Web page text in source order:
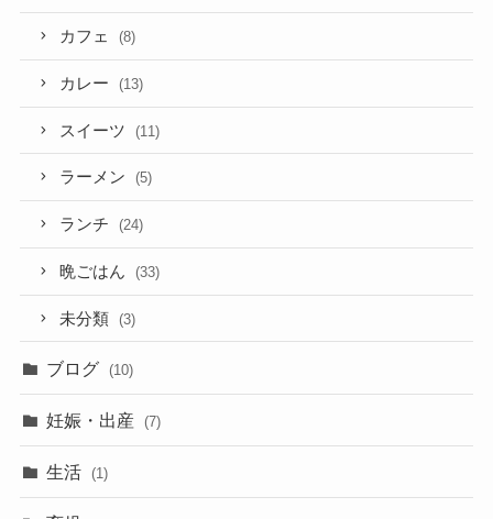
カフェ (8)
カレー (13)
スイーツ (11)
ラーメン (5)
ランチ (24)
晩ごはん (33)
未分類 (3)
ブログ (10)
妊娠・出産 (7)
生活 (1)